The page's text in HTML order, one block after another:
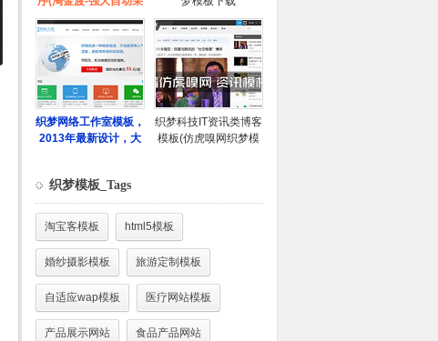
织梦模板_Tags
淘宝客模板 html5模板
婚纱摄影模板 旅游定制模板
自适应wap模板 医疗网站模板
产品展示网站 食品产品网站